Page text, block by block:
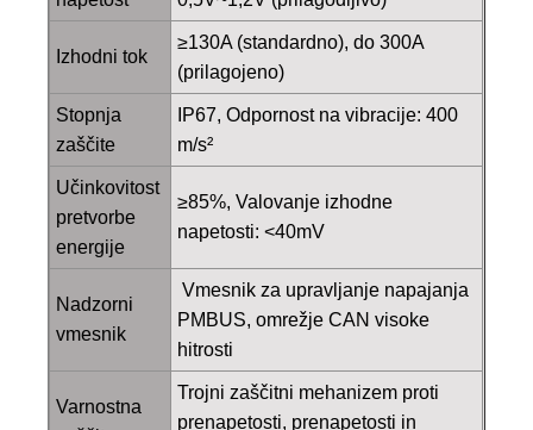
Izhodni tok
≥130A (standardno), do 300A
(prilagojeno)
Stopnja
zaščite
IP67, Odpornost na vibracije: 400
m/s²
Učinkovitost
pretvorbe
energije
≥85%, Valovanje izhodne
napetosti: <40mV
Nadzorni
vmesnik
Vmesnik za upravljanje napajanja
PMBUS, omrežje CAN visoke
hitrosti
Varnostna
Trojni zaščitni mehanizem proti
prenapetosti, prenapetosti in